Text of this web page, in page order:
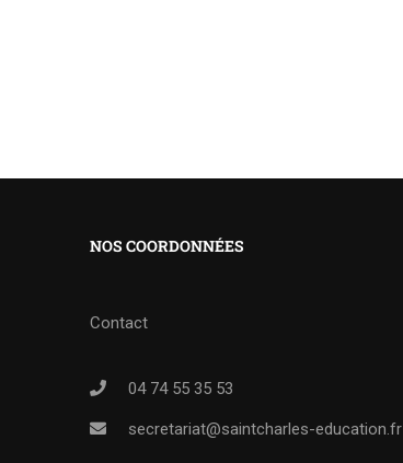
NOS COORDONNÉES
Contact
04 74 55 35 53
secretariat@saintcharles-education.fr